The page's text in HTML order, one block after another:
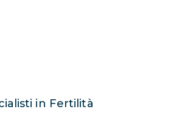
in Fertilità